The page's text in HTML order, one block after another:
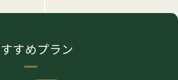
すめプラン